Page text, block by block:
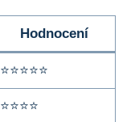
Hodnocení
⭐⭐⭐⭐⭐
⭐⭐⭐⭐